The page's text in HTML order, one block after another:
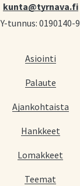
kunta@tyrnava.fi
Y-tunnus: 0190140-9
Asiointi
Palaute
Ajankohtaista
Hankkeet
Lomakkeet
Teemat